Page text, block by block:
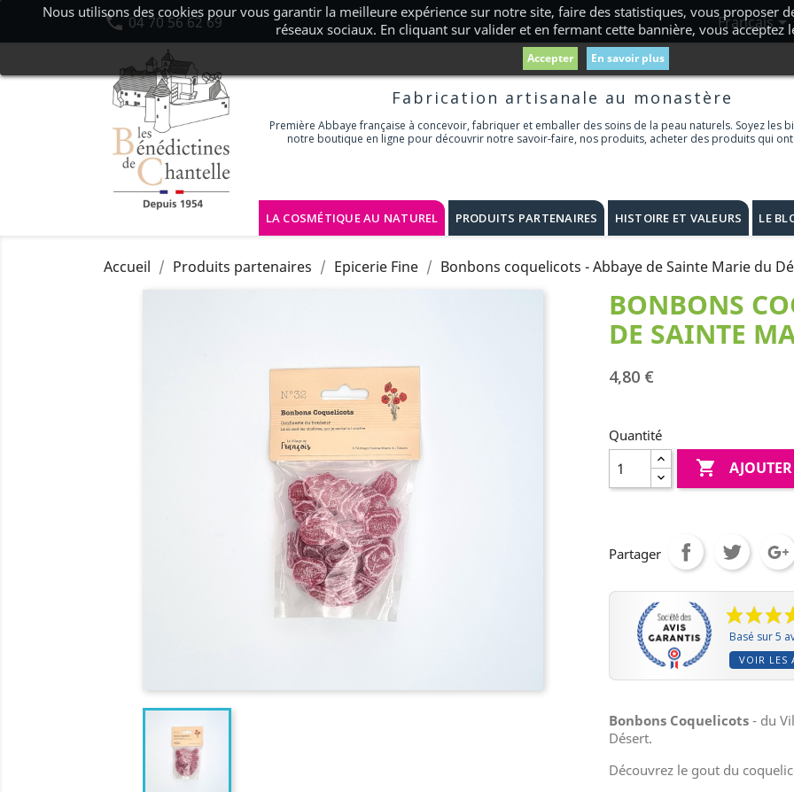
04 70 56 62 69 Français
Fabrication artisanale au monastère
Première Abbaye française à concevoir, fabriquer et emballer des soins de la peau naturels. Soyez les
notre boutique en ligne pour découvrir notre savoir-faire, nos produits, acheter des produits qui ont
LA COSMÉTIQUE AU NATUREL PRODUITS PARTENAIRES HISTOIRE ET VALEURS LE
Nous utilisons des cookies pour vous garantir la meilleure expérience sur notre site, faire des statistiques, vous proposer
réseaux sociaux. En cliquant sur valider et en fermant cette bannière, vous acceptez
Accepter En savoir plus
Accueil Produits partenaires Epicerie Fine Bonbons coquelicots - Abbaye de Sainte Marie du
BONBONS
DE SAINTE
4,80 €
Quantité

Partager
Basé sur 5
VOIR LES
Bonbons Coquelicots - du
Désert.
Découvrez le gout du